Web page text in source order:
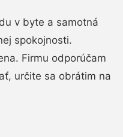
v byte a samotná
spokojnosti.
Firmu odporúčam
určite sa obrátim na